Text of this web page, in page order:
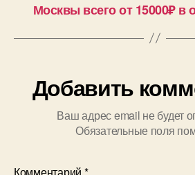
Москвы всего от 15000₽ в
Добавить
Ваш адрес email не будет
Обязательные поля
Комментарий *